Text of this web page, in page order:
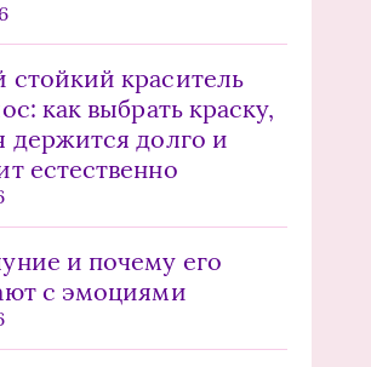
краситель
как выбрать краску,
держится долго и
естественно
и почему его
с эмоциями